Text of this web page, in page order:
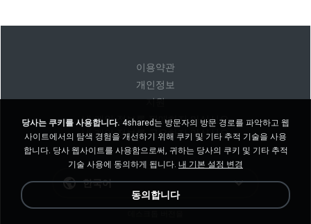
이용약관
개인정보
지원
내 개인 정보를 판매하지 마십시오
내 개인 정보를 공유하지 마십시오
한국어
당사는 쿠키를 사용합니다. 4shared는 방문자의 방문 경로를 파악하고 웹
사이트에서의 탐색 경험을 개선하기 위해 쿠키 및 기타 추적 기술을 사용
합니다. 당사 웹사이트를 사용함으로써, 귀하는 당사의 쿠키 및 기타 추적
기술 사용에 동의하게 됩니다. 내 기본 설정 변경
동의합니다